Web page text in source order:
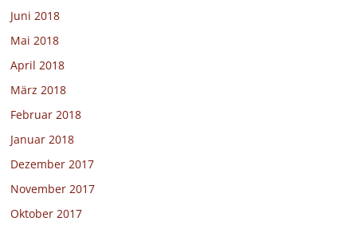
Juni 2018
Mai 2018
April 2018
März 2018
Februar 2018
Januar 2018
Dezember 2017
November 2017
Oktober 2017